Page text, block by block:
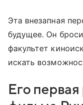
Эта внезапная
будущее. Он
факультет
искать
Его